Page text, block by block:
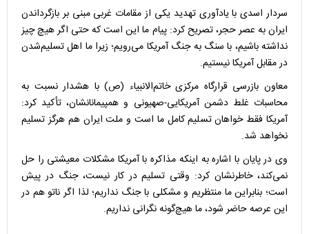
سردار اسدی با یادآوری تهدید یکی از مقامات غربی مبنی بر بازگرداندن
ایران به عصر حجر، تصریح کرد: پیام ما این است که حتی اگر هیچ چیز
نداشته باشیم، با سنگ به جنگ آمریکا می‌رویم؛ زیرا ما اهل تسلیم‌شدن
در مقابل آمریکا نیستیم.
معاون بازرسی قرارگاه مرکزی خاتم‌الانبیاء (ص) با هشدار نسبت به
محاسبات غلط دشمن آمریکایی-صهیونی و همپیمانانشان، تأکید کرد:
آمریکا فقط خواهان تسلیم کامل ما است و ملت ایران هم هرگز تسلیم
نخواهد شد.
وی در پایان با اشاره به اینکه مذاکره با آمریکا مشکلات معیشتی را حل
نمی‌کند، خاطرنشان کرد: وقتی تسلیم در کار نیست، جنگ در پیش
است؛ بنابراین ما منتظریم و مشکلی با جنگ نداریم؛ لذا اگر ناتو هم در
این عرصه حاضر شود، ما هیچ‌گونه نگرانی نداریم.